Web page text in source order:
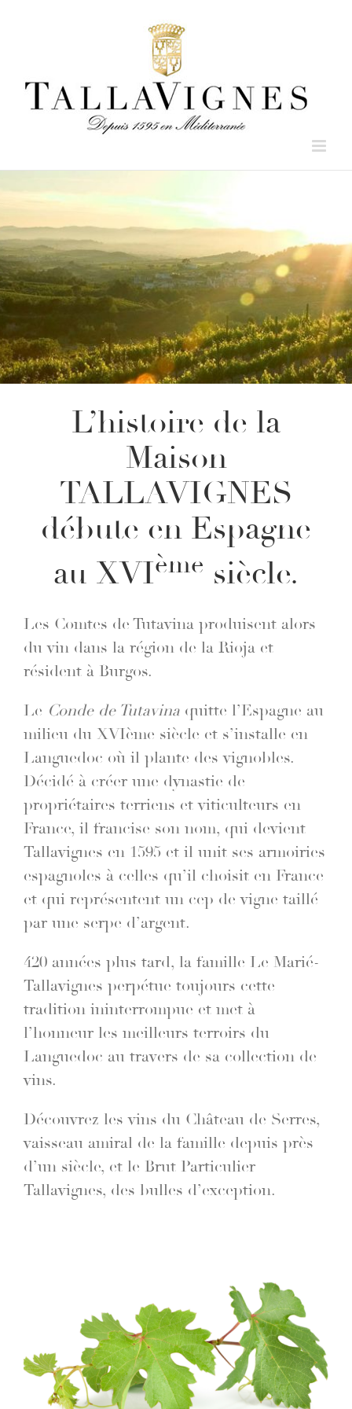
L’histoire de la
Maison
TALLAVIGNES
débute en Espagne
au XVIème siècle.
Les Comtes de Tutavina produisent alors
du vin dans la région de la Rioja et
résident à Burgos.
Le Condede Tutavina quitte l’Espagne au
milieu du XVIème siècle et s’installe en
Languedoc où il plante des vignobles.
Décidé à créer une dynastie de
propriétaires terriens et viticulteurs en
France, il francise son nom, qui devient
Tallavignes en 1595 et il unit ses armoiries
espagnoles à celles qu’il choisit en France
et qui représentent un cep de vigne taillé
par une serpe d’argent.
420 années plus tard, la famille Le Marié-
Tallavignes perpétue toujours cette
tradition ininterrompue et met à
l’honneur les meilleurs terroirs du
Languedoc au travers de sa collection de
vins.
Découvrez les vins du Château de Serres,
vaisseau amiral de la famille depuis près
d’un siècle, et le Brut Particulier
Tallavignes, des bulles d’exception.